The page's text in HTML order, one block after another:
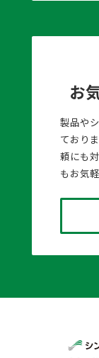
お
製品や
ており
頼にも
もお気